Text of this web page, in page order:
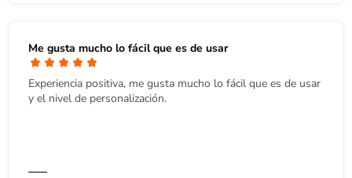
Me gusta mucho lo fácil que es de usar
Experiencia positiva, me gusta mucho lo fácil que es de usar
y el nivel de personalización.